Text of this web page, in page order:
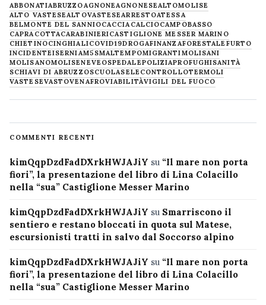
ABBONATIABRUZZOAGNONEAGNONESEALTOMOLISE
ALTO VASTESEALTOVASTESEARRESTOATESSA
BELMONTE DEL SANNIOCACCIACALCIOCAMPOBASSO
CAPRACOTTACARABINIERICASTIGLIONE MESSER MARINO
CHIETINOCINGHIALICOVID19DROGAFINANZAFORESTALE FURTO
INCIDENTEISERNIAM5SMALTEMPOMIGRANTIMOLISANI
MOLISANOMOLISENEVE OSPEDALEPOLIZIAPROFUGHISANITÀ
SCHIAVI DI ABRUZZOSCUOLASELECONTROLLOTERMOLI
VASTESEVASTOVENAFROVIABILITÀVIGILI DEL FUOCO
COMMENTI RECENTI
kimQqpDzdFadDXrkHWJAJiY su “Il mare non porta
fiori”, la presentazione del libro di Lina Colacillo
nella “sua” Castiglione Messer Marino
kimQqpDzdFadDXrkHWJAJiY su Smarriscono il
sentiero e restano bloccati in quota sul Matese,
escursionisti tratti in salvo dal Soccorso alpino
kimQqpDzdFadDXrkHWJAJiY su “Il mare non porta
fiori”, la presentazione del libro di Lina Colacillo
nella “sua” Castiglione Messer Marino